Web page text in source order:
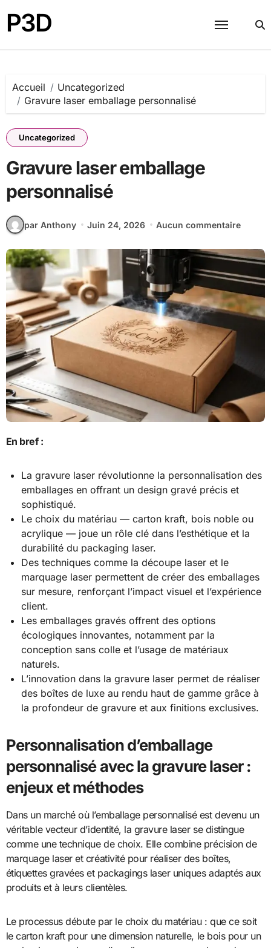
contenu
P3D
Accueil
Uncategorized
Gravure laser emballage personnalisé
Uncategorized
Gravure laser emballage
personnalisé
par Anthony Juin 24, 2026 Aucun commentaire
En bref :
La gravure laser révolutionne la personnalisation des
emballages en offrant un design gravé précis et
sophistiqué.
Le choix du matériau — carton kraft, bois noble ou
acrylique — joue un rôle clé dans l’esthétique et la
durabilité du packaging laser.
Des techniques comme la découpe laser et le
marquage laser permettent de créer des emballages
sur mesure, renforçant l’impact visuel et l’expérience
client.
Les emballages gravés offrent des options
écologiques innovantes, notamment par la
conception sans colle et l’usage de matériaux
naturels.
L’innovation dans la gravure laser permet de réaliser
des boîtes de luxe au rendu haut de gamme grâce à
la profondeur de gravure et aux finitions exclusives.
Personnalisation d’emballage
personnalisé avec la gravure laser :
enjeux et méthodes
Dans un marché où l’emballage personnalisé est devenu un
véritable vecteur d’identité, la gravure laser se distingue
comme une technique de choix. Elle combine précision de
marquage laser et créativité pour réaliser des boîtes,
étiquettes gravées et packagings laser uniques adaptés aux
produits et à leurs clientèles.
Le processus débute par le choix du matériau : que ce soit
le carton kraft pour une dimension naturelle, le bois pour un